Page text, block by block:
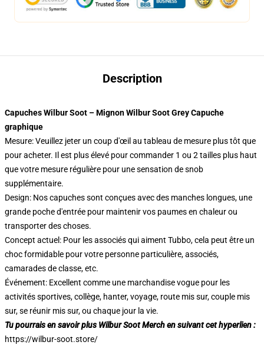
Description
Capuches Wilbur Soot – Mignon Wilbur Soot Grey Capuche
graphique
Mesure: Veuillez jeter un coup d'œil au tableau de mesure plus tôt que
pour acheter. Il est plus élevé pour commander 1 ou 2 tailles plus haut
que votre mesure régulière pour une sensation de snob
supplémentaire.
Design: Nos capuches sont conçues avec des manches longues, une
grande poche d'entrée pour maintenir vos paumes en chaleur ou
transporter des choses.
Concept actuel: Pour les associés qui aiment Tubbo, cela peut être un
choc formidable pour votre personne particulière, associés,
camarades de classe, etc.
Événement: Excellent comme une marchandise vogue pour les
activités sportives, collège, hanter, voyage, route mis sur, couple mis
sur, se réunir mis sur, ou chaque jour la vie.
Tu pourrais en savoir plus Wilbur Soot Merch en suivant cet hyperlien :
https://wilbur-soot.store/